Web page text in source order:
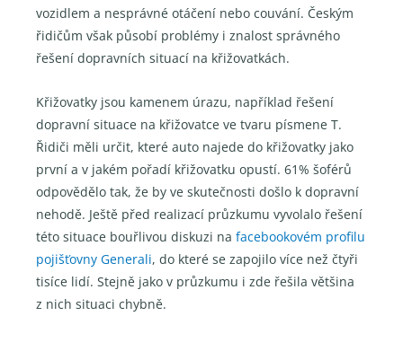
vozidlem a nesprávné otáčení nebo couvání. Českým
řidičům však působí problémy i znalost správného
řešení dopravních situací na křižovatkách.
Křižovatky jsou kamenem úrazu, například řešení
dopravní situace na křižovatce ve tvaru písmene T.
Řidiči měli určit, které auto najede do křižovatky jako
první a v jakém pořadí křižovatku opustí. 61% šoférů
odpovědělo tak, že by ve skutečnosti došlo k dopravní
nehodě. Ještě před realizací průzkumu vyvolalo řešení
této situace bouřlivou diskuzi na facebookovém profilu
pojišťovny Generali, do které se zapojilo více než čtyři
tisíce lidí. Stejně jako v průzkumu i zde řešila většina
z nich situaci chybně.